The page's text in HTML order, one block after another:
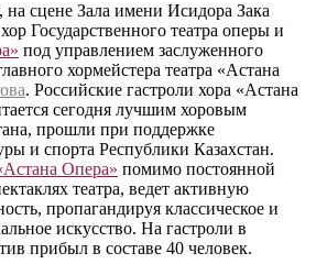
сцене Зала имени Исидора Зака
Государственного театра оперы и
под управлением заслуженного
хормейстера театра «Астана
. Российские гастроли хора «Астана
сегодня лучшим хоровым
прошли при поддержке
и спорта Республики Казахстан.
Опера» помимо постоянной
театра, ведет активную
пропагандируя классическое и
искусство. На гастроли в
прибыл в составе 40 человек.